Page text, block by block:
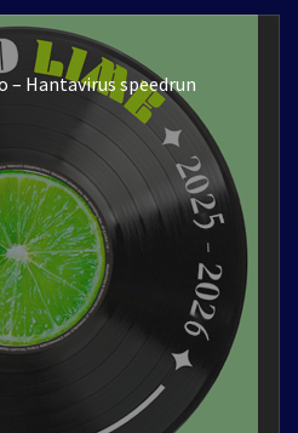
– Hantavirus speedrun